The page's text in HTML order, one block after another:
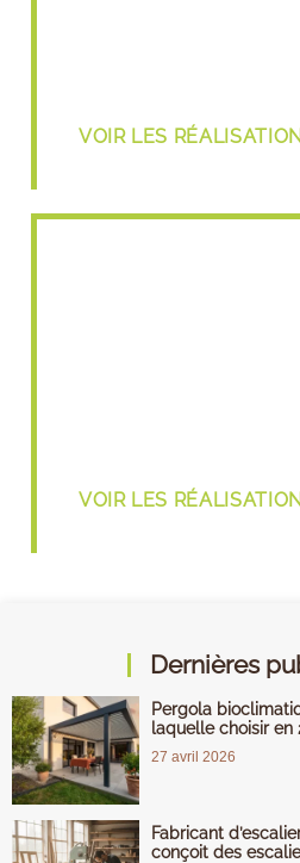
VOIR LES
VOIR LES
Dernières
Pergola
laquelle choisir en
27 avril 2026
Fabricant
conçoit des